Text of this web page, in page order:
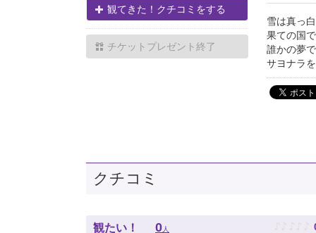
観てきた！クチコミをする
チケットプレゼント終了
雪は真っ
果ての国
誰かの夢
サヨナラ
クチコミ
観たい！ 0 人 ♪ ♪ ♪ ♪ ♪